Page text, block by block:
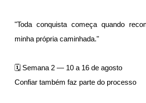
"Toda conquista começa quando
minha própria caminhada."
🗓 Semana 2 — 10 a 16 de agosto
Confiar também faz parte do processo